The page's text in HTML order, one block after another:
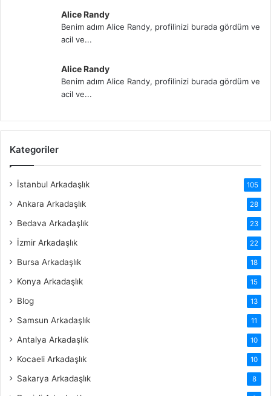
Alice Randy
Benim adım Alice Randy, profilinizi burada gördüm ve
acil ve...
Alice Randy
Benim adım Alice Randy, profilinizi burada gördüm ve
acil ve...
Kategoriler
İstanbul Arkadaşlık 105
Ankara Arkadaşlık 28
Bedava Arkadaşlık 23
İzmir Arkadaşlık 22
Bursa Arkadaşlık 18
Konya Arkadaşlık 15
Blog 13
Samsun Arkadaşlık 11
Antalya Arkadaşlık 10
Kocaeli Arkadaşlık 10
Sakarya Arkadaşlık 8